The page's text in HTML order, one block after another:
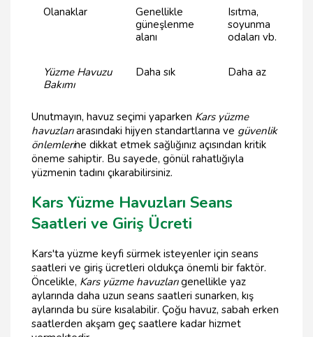
Olanaklar
Genellikle
güneşlenme
alanı
Isıtma,
soyunma
odaları vb.
Yüzme Havuzu
Bakımı
Daha sık Daha az
Unutmayın, havuz seçimi yaparken Kars yüzme
havuzlarıarasındaki hijyen standartlarına ve güvenlik
önlemlerine dikkat etmek sağlığınız açısından kritik
öneme sahiptir. Bu sayede, gönül rahatlığıyla
yüzmenin tadını çıkarabilirsiniz.
Kars Yüzme Havuzları Seans
Saatleri ve Giriş Ücreti
Kars'ta yüzme keyfi sürmek isteyenler için seans
saatleri ve giriş ücretleri oldukça önemli bir faktör.
Öncelikle, Kars yüzme havuzlarıgenellikle yaz
aylarında daha uzun seans saatleri sunarken, kış
aylarında bu süre kısalabilir. Çoğu havuz, sabah erken
saatlerden akşam geç saatlere kadar hizmet